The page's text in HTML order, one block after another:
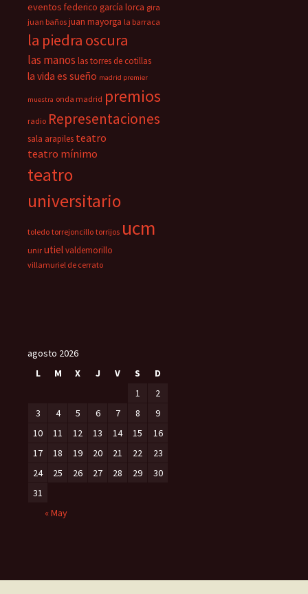
eventos federico garcía lorca gira
juan baños juan mayorga la barraca
la piedra oscura
las manos las torres de cotillas
la vida es sueño madrid premier
muestra onda madrid premios
radio Representaciones
sala arapiles teatro
teatro mínimo
teatro
universitario
toledo torrejoncillo torrijos ucm
unir utielvaldemorillo
villamuriel de cerrato
agosto 2026
L
M X J V S
D
1
2
3
4 5 6 7 8
9
10
11 12 13 14 15
16
17
18 19 20 21 22
23
24
25 26 27 28 29
30
31
« May